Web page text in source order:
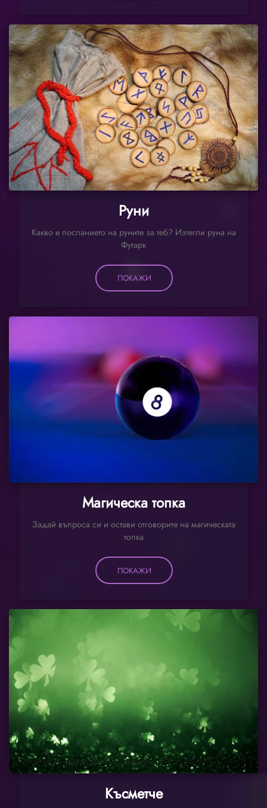
Руни
Какво е посланието на руните за теб? Изтегли руна на
Футарк
ПОКАЖИ
Магическа топка
Задай въпроса си и остави отговорите на магическата
топка
ПОКАЖИ
Късметче